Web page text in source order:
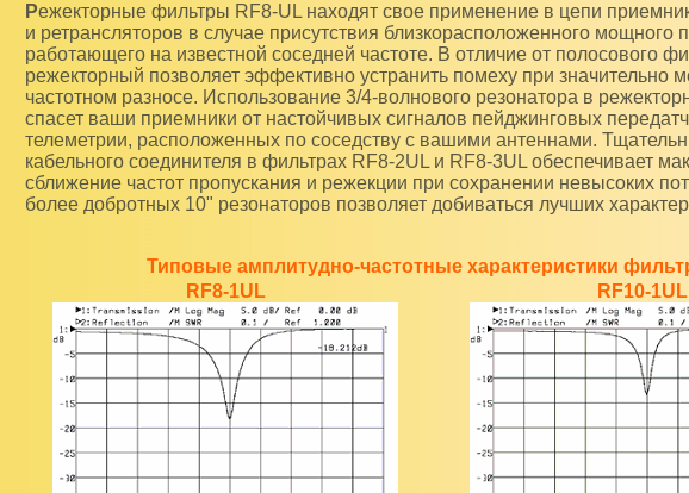
Режекторные фильтры RF8-UL находят свое применение в цепи приемников радиостанций
и ретрансляторов в случае присутствия близкорасположенного мощного
работающего на известной соседней частоте. В отличие от полосового
режекторный позволяет эффективно устранить помеху при значительно
частотном разносе. Использование 3/4-волнового резонатора в
спасет ваши приемники от настойчивых сигналов пейджинговых
телеметрии, расположенных по соседству с вашими антеннами.
кабельного соединителя в фильтрах RF8-2UL и RF8-3UL обеспечивает
сближение частот пропускания и режекции при сохранении невысоких
более добротных 10" резонаторов позволяет добиваться лучших
Типовые амплитудно-частотные характеристики
RF8-1UL
RF10-1UL